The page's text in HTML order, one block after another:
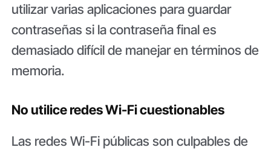
utilizar varias aplicaciones para guardar
contraseñas si la contraseña final es
demasiado difícil de manejar en términos de
memoria.
No utilice redes Wi-Fi cuestionables
Las redes Wi-Fi públicas son culpables de